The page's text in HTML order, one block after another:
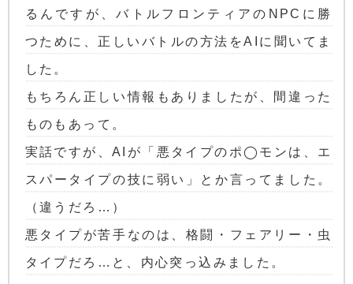
るんですが、バトルフロンティアのNPCに勝
つために、正しいバトルの方法をAIに聞いてま
した。
もちろん正しい情報もありましたが、間違った
ものもあって。
実話ですが、AIが「悪タイプのポ◯モンは、エ
スパータイプの技に弱い」とか言ってました。
（違うだろ…）
悪タイプが苦手なのは、格闘・フェアリー・虫
タイプだろ…と、内心突っ込みました。